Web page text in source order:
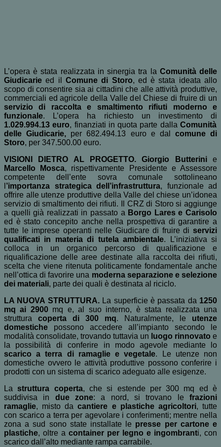
L’opera è stata realizzata in sinergia tra la Comunità delle
Giudicarie ed il Comune di Storo, ed è stata ideata allo
scopo di consentire sia ai cittadini che alle attività produttive,
commerciali ed agricole della Valle del Chiese di fruire di un
servizio di raccolta e smaltimento rifiuti moderno e
funzionale.
L’opera ha richiesto un investimento di
1.029.994.13 euro, finanziati in quota parte dalla Comunità
delle Giudicarie, per 682.494.13 euro e dal comune di
Storo, per 347.500.00 euro.
VISIONI DIETRO AL PROGETTO. Giorgio Butterinie
Marcello Mosca, rispettivamente Presidente e Assessore
competente dell’ente sovra comunale sottolineano
’importanza strategica dell’infrastruttura, funzionale ad
offrire alle utenze produttive della Valle del chiese un’idonea
servizio di smaltimento dei rifiuti. Il CRZ di Storo si aggiunge
a quelli già realizzati in passato a Borgo Lares e Carisolo
ed è stato concepito anche nella prospettiva di garantire a
tutte le imprese operanti nelle Giudicare di fruire di servizi
qualificati in materia di tutela ambientale. L’iniziativa si
colloca in un organico percorso di qualificazione e
riqualificazione delle aree destinate alla raccolta dei rifiuti,
scelta che viene ritenuta politicamente fondamentale anche
nell’ottica di favorire una moderna separazione e selezione
dei materiali, parte dei quali è destinata al riciclo.
LA NUOVA STRUTTURA.La superficie è passata da 1250
mq ai 2900mq e, al suo interno, è stata realizzata una
struttura coperta di 300 mq. Naturalmente, le utenze
domestiche possono accedere all’impianto secondo le
modalità consolidate, trovando tuttavia un luogo rinnovato e
la possibilità di conferire in modo agevole mediante lo
scarico a terra di ramaglie e vegetale. Le utenze non
domestiche ovvero le attività produttive possono conferire i
prodotti con un sistema di scarico adeguato alle esigenze.
La struttura coperta, che si estende per 300 mq ed è
suddivisa in due zone: a nord, si trovano lefrazioni
ramaglie, misto dacantiere e plastiche agricoltori, tutte
con scarico a terra per agevolare i conferimenti; mentre nella
zona a sud sono state installate le presse per cartone e
plastiche, oltre a container per legno e ingombranti, con
scarico dall’alto mediante rampa carrabile.